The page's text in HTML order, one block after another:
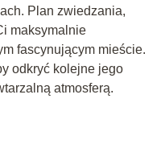
Plan zwiedzania,
maksymalnie
fascynującym mieście.
odkryć kolejne jego
atmosferą.